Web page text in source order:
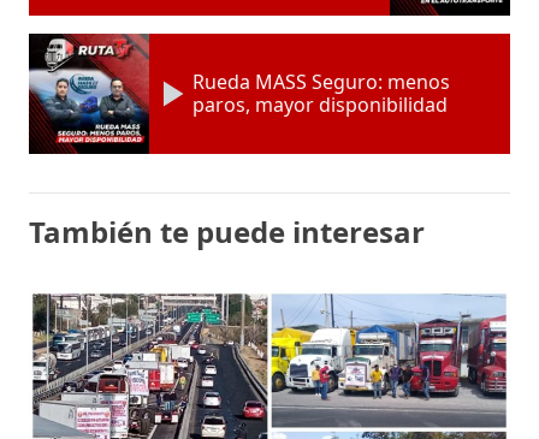
Rueda MASS Seguro: menos
paros, mayor disponibilidad
También te puede interesar